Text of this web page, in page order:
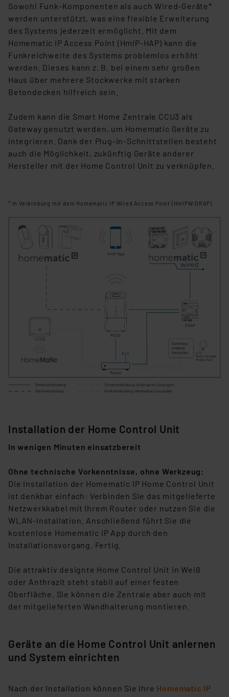
Sowohl Funk-Komponenten als auch Wired-Geräte*
werden unterstützt, was eine flexible Erweiterung
des Systems jederzeit ermöglicht. Mit dem
Homematic IP Access Point (HmIP-HAP) kann die
Funkreichweite des Systems problemlos erhöht
werden. Dieses kann z. B. bei einem sehr großen
Haus über mehrere Stockwerke mit starken
Betondecken hilfreich sein.
Zudem kann die Smart Home Zentrale CCU3 als
Gateway genutzt werden, um Homematic Geräte zu
integrieren. Dank der Plug-In-Schnittstellen besteht
auch die Möglichkeit, zukünftig Geräte anderer
Hersteller mit der Home Control Unit zu verknüpfen.
* In Verbindung mit dem Homematic IP Wired Access Point (HmIPW-DRAP).
Installation der Home Control Unit
In wenigen Minuten einsatzbereit
Ohne technische Vorkenntnisse, ohne Werkzeug:
Die Installation der Homematic IP Home Control Unit
ist denkbar einfach: Verbinden Sie das mitgelieferte
Netzwerkkabel mit Ihrem Router oder nutzen Sie die
WLAN-Installation. Anschließend führt Sie die
kostenlose Homematic IP App durch den
Installationsvorgang. Fertig.
Die attraktiv designte Home Control Unit in Weiß
oder Anthrazit steht stabil auf einer festen
Oberfläche. Sie können die Zentrale aber auch mit
der mitgelieferten Wandhalterung montieren.
Geräte an die Home Control Unit anlernen
und System einrichten
Nach der Installation können Sie Ihre Homematic IP